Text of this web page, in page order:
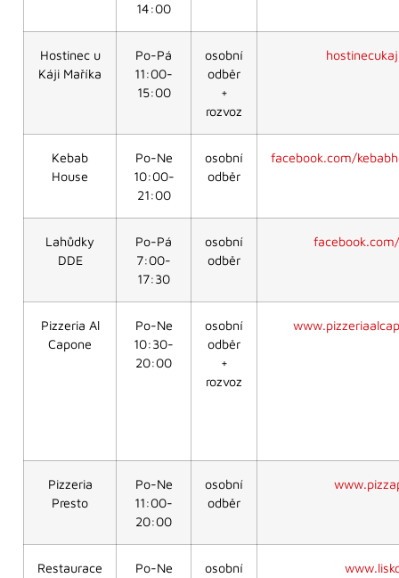
14:00
Hostinec u
Káji Maříka
Po-Pá
11:00-
15:00
osobní
odběr
+
rozvoz
Kebab
House
Po-Ne
10:00-
21:00
osobní
odběr
facebook.com/
Lahůdky
DDE
Po-Pá
7:00-
17:30
osobní
odběr
Pizzeria Al
Capone
Po-Ne
10:30-
20:00
osobní
odběr
+
rozvoz
Pizzeria
Presto
Po-Ne
11:00-
20:00
osobní
odběr
Restaurace
Po-Ne
osobní